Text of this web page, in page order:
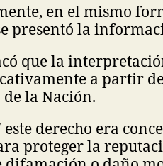
en el mismo
presentó la
que la
a partir
de la Nación.
este derecho era
proteger la